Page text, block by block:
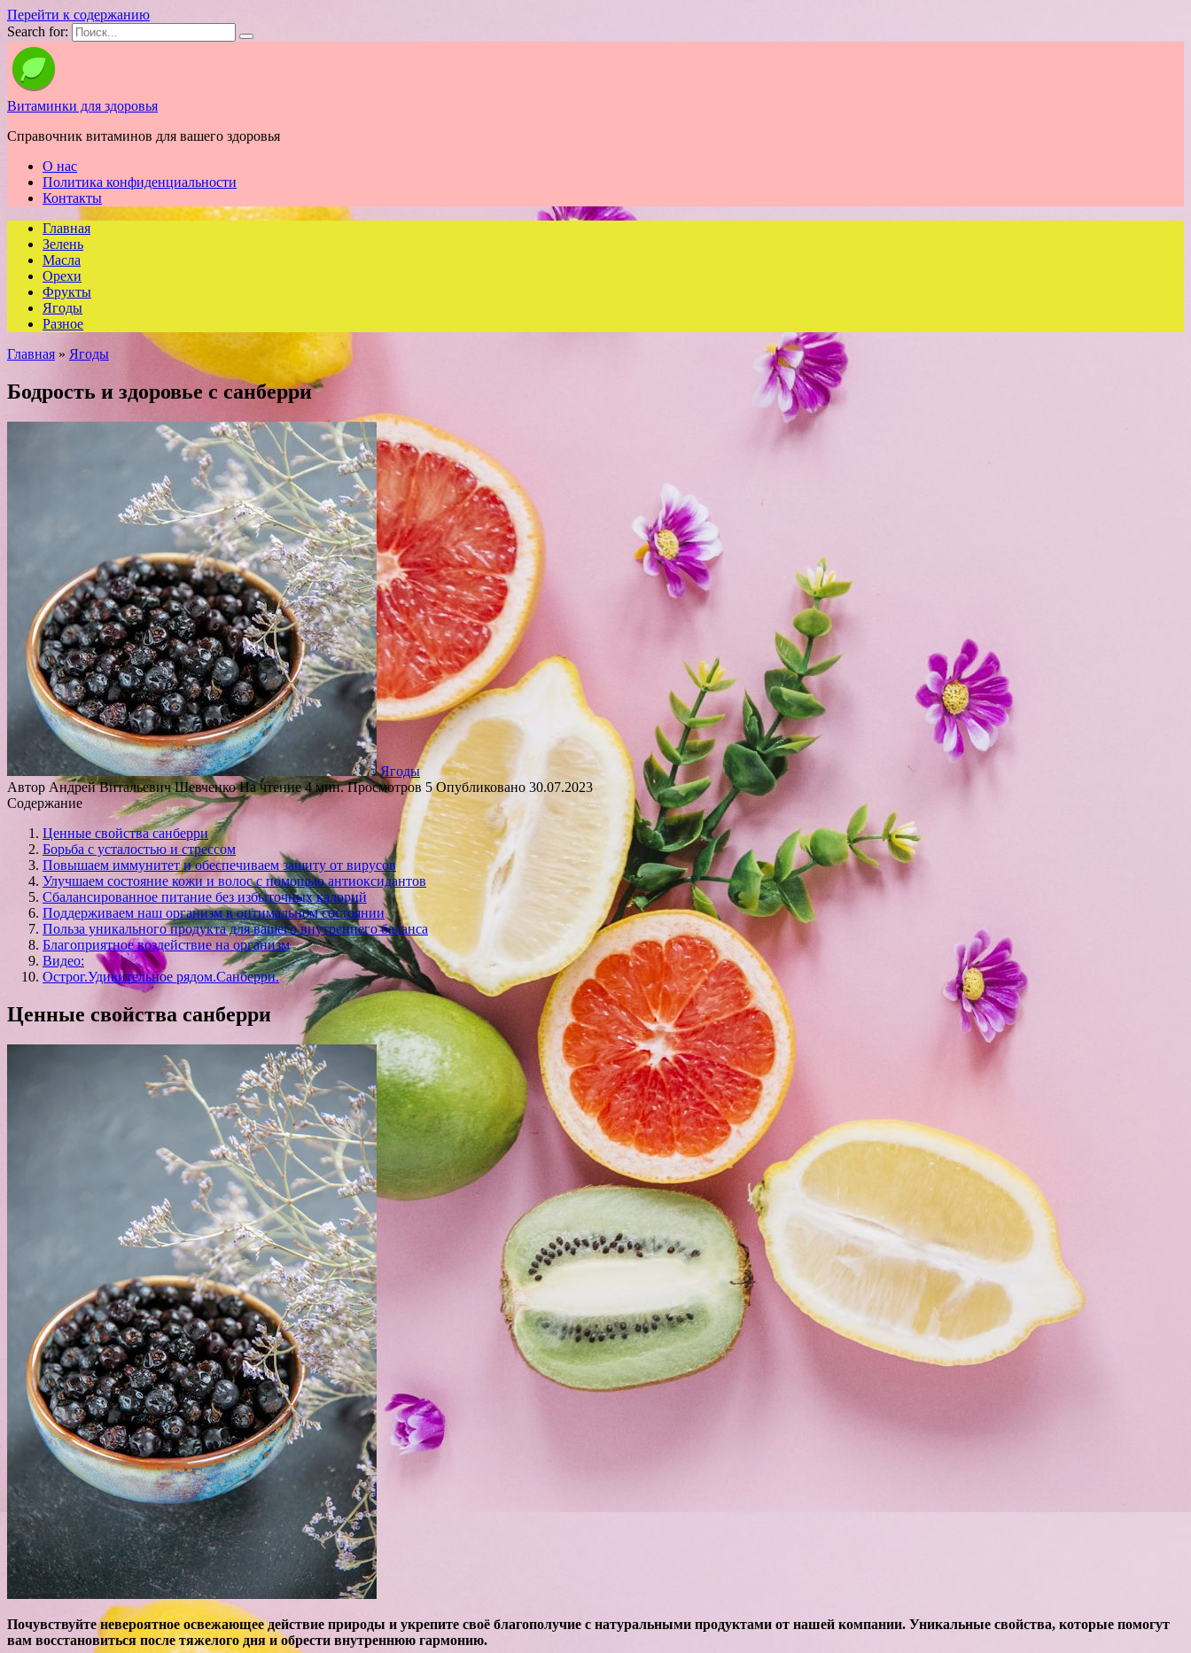
Перейти к содержанию
Search for:
Витаминки для здоровья
Справочник витаминов для вашего здоровья
О нас
Политика конфиденциальности
Контакты
Главная
Зелень
Масла
Орехи
Фрукты
Ягоды
Разное
Главная » Ягоды
Бодрость и здоровье с санберри
Ягоды
Автор Андрей Витальевич Шевченко На чтение4 мин. Просмотров 5 Опубликовано 30.07.2023
Содержание
Ценные свойства санберри
Борьба с усталостью и стрессом
Повышаем иммунитет и обеспечиваем защиту от вирусов
Улучшаем состояние кожи и волос с помощью антиоксидантов
Сбалансированное питание без избыточных калорий
Поддерживаем наш организм в оптимальном состоянии
Польза уникального продукта для вашего внутреннего баланса
Благоприятное воздействие на организм
Видео:
Острог.Удивительное рядом.Санберри.
Ценные свойства санберри
Почувствуйте невероятное освежающее действие природы и укрепите своё благополучие с натуральными продуктами от нашей компании. Уникальные свойства, которые помогут
вам восстановиться после тяжелого дня и обрести внутреннюю гармонию.